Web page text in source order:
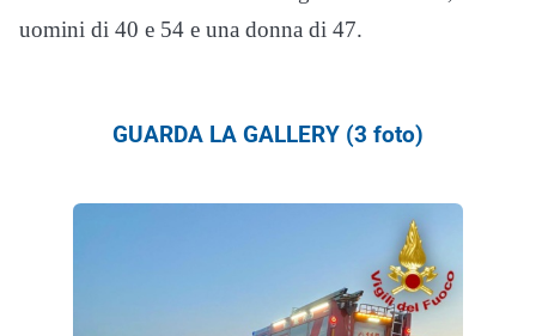
uomini di 40 e 54 e una donna di 47.
GUARDA LA GALLERY (3 foto)